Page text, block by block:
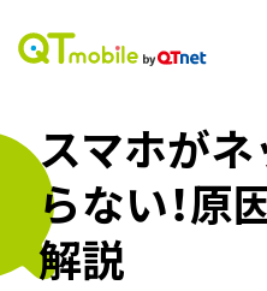
スマホが
らない！原
解説